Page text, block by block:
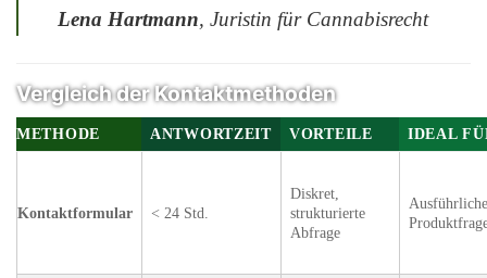
Lena Hartmann, Juristin für Cannabisrecht
Vergleich der Kontaktmethoden
METHODE ANTWORTZEIT VORTEILE IDEAL
Kontaktformular < 24 Std.
Diskret,
strukturierte
Abfrage
Ausführliche